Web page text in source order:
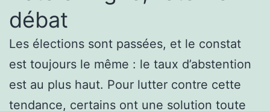
débat
Les élections sont passées, et le constat
est toujours le même : le taux d’abstention
est au plus haut. Pour lutter contre cette
tendance, certains ont une solution toute